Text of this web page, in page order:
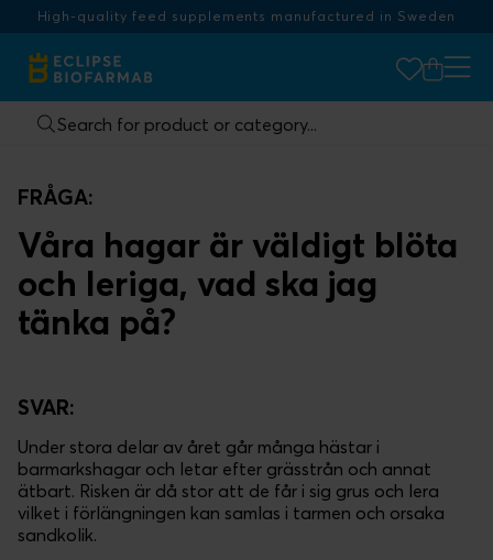
High-quality feed supplements manufactured in Sweden
FRÅGA:
Våra hagar är väldigt blöta
och leriga, vad ska jag
tänka på?
SVAR:
Under stora delar av året går många hästar i
barmarkshagar och letar efter grässtrån och annat
ätbart. Risken är då stor att de får i sig grus och lera
vilket i förlängningen kan samlas i tarmen och orsaka
sandkolik.